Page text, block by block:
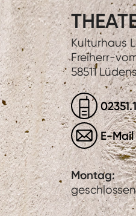
Kulturhaus
Freiherr-
58511
E-Mail
Montag:
geschlossen